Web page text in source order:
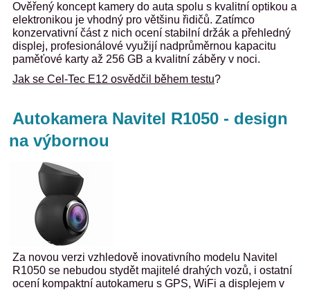
Ověřený koncept kamery do auta spolu s kvalitní optikou a
elektronikou je vhodný pro většinu řidičů. Zatímco
konzervativní část z nich ocení stabilní držák a přehledný
displej, profesionálové využijí nadprůměrnou kapacitu
paměťové karty až 256 GB a kvalitní záběry v noci.
Jak se Cel-Tec E12 osvědčil během testu?
Autokamera Navitel R1050 - design
na výbornou
Za novou verzi vzhledově inovativního modelu Navitel
R1050 se nebudou stydět majitelé drahých vozů, i ostatní
ocení kompaktní autokameru s GPS, WiFi a displejem v